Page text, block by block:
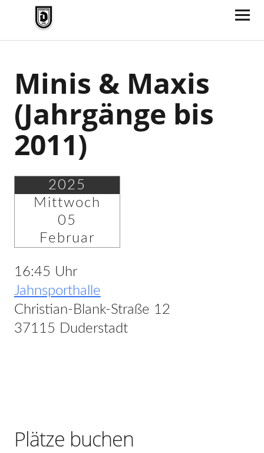
TV Jahn Duderstadt
Minis & Maxis
(Jahrgänge bis
2011)
2025
Mittwoch
05
Februar
16:45 Uhr
Jahnsporthalle
Christian-Blank-Straße 12
37115 Duderstadt
Plätze buchen